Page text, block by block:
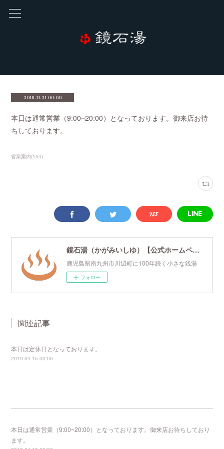
2018.11.21 00:00
本日は通常営業（9:00~20:00）となっております。御来店お待
ちしております。
営業案内(154)
鏡石湯（かがみいしゆ）【公式ホームページ】
鹿児島県南九州市川辺町に100年続く小さな銭湯
フォロー
関連記事
本日は定休日となっております。
2019.04.15 00:00
本日は通常営業（9:00~20:00）となっております。御来店お待ちしており
ます。